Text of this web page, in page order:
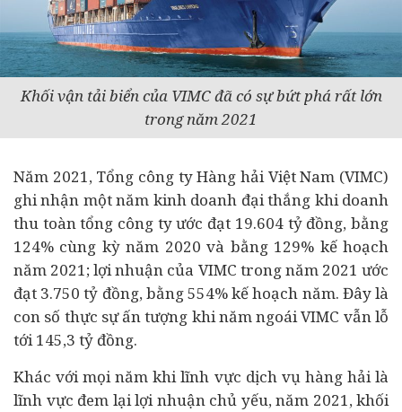
Khối vận tải biển của VIMC đã có sự bứt phá rất lớn
trong năm 2021
Năm 2021, Tổng công ty Hàng hải Việt Nam (VIMC)
ghi nhận một năm kinh doanh đại thắng khi doanh
thu toàn tổng công ty ước đạt 19.604 tỷ đồng, bằng
124% cùng kỳ năm 2020 và bằng 129% kế hoạch
năm 2021; lợi nhuận của VIMC trong năm 2021 ước
đạt 3.750 tỷ đồng, bằng 554% kế hoạch năm. Đây là
con số thực sự ấn tượng khi năm ngoái VIMC vẫn lỗ
tới 145,3 tỷ đồng.
Khác với mọi năm khi lĩnh vực dịch vụ hàng hải là
lĩnh vực đem lại lợi nhuận chủ yếu, năm 2021, khối